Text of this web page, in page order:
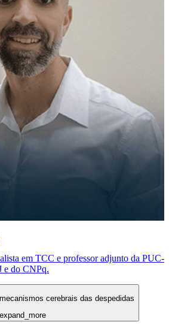
em TCC e professor adjunto da PUC-
e do CNPq.
cerebrais das despedidas
expand_more